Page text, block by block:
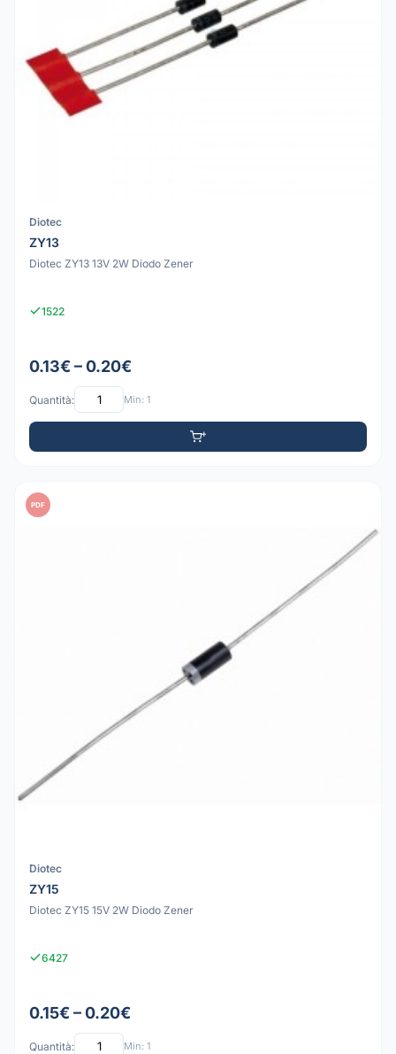
Diotec
ZY13
Diotec ZY13 13V 2W Diodo Zener
1522
0.13€ – 0.20€
Quantità: Min: 1
PDF
Diotec
ZY15
Diotec ZY15 15V 2W Diodo Zener
6427
0.15€ – 0.20€
Quantità: Min: 1